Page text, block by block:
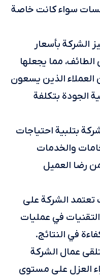
سواء كانت خاصة
الشركة بأسعار
مما يجعلها
العملاء الذين يسعون
الجودة بتكلفة
بتلبية احتياجات
والخدمات
رضا العميل
تعتمد الشركة على
في عمليات
في النتائج.
عمال الشركة
العزل على مستوى